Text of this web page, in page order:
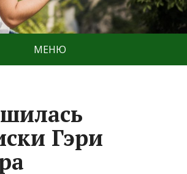
МЕНЮ
Гэри